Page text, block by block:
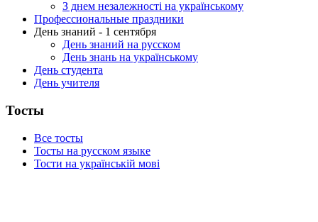
З днем незалежності на українському
Профессиональные праздники
День знаний - 1 сентября
День знаний на русском
День знань на українському
День студента
День учителя
Тосты
Все тосты
Тосты на русском языке
Тости на українській мові